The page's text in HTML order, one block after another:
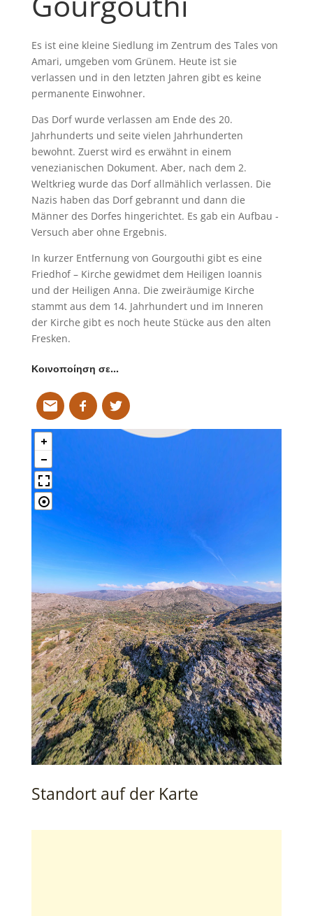
Es ist eine kleine Siedlung im Zentrum des Tales von
Amari, umgeben vom Grünem. Heute ist sie
verlassen und in den letzten Jahren gibt es keine
permanente Einwohner.
Das Dorf wurde verlassen am Ende des 20.
Jahrhunderts und seite vielen Jahrhunderten
bewohnt. Zuerst wird es erwähnt in einem
venezianischen Dokument. Aber, nach dem 2.
Weltkrieg wurde das Dorf allmählich verlassen. Die
Nazis haben das Dorf gebrannt und dann die
Männer des Dorfes hingerichtet. Es gab ein Aufbau -
Versuch aber ohne Ergebnis.
In kurzer Entfernung von Gourgouthi gibt es eine
Friedhof – Kirche gewidmet dem Heiligen Ioannis
und der Heiligen Anna. Die zweiräumige Kirche
stammt aus dem 14. Jahrhundert und im Inneren
der Kirche gibt es noch heute Stücke aus den alten
Fresken.
Κοινοποίηση σε…
Standort auf der Karte